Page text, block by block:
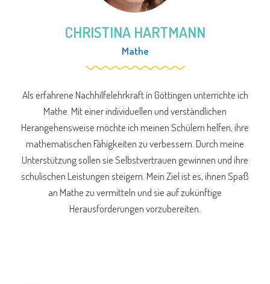
CHRISTINA HARTMANN
Mathe
Als erfahrene Nachhilfelehrkraft in Göttingen unterrichte ich
Mathe. Mit einer individuellen und verständlichen
Herangehensweise möchte ich meinen Schülern helfen, ihre
mathematischen Fähigkeiten zu verbessern. Durch meine
Unterstützung sollen sie Selbstvertrauen gewinnen und ihre
schulischen Leistungen steigern. Mein Ziel ist es, ihnen Spaß
an Mathe zu vermitteln und sie auf zukünftige
Herausforderungen vorzubereiten.